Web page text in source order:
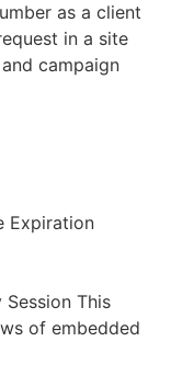
as a client
in a site
campaign
Expiration
This
of embedded